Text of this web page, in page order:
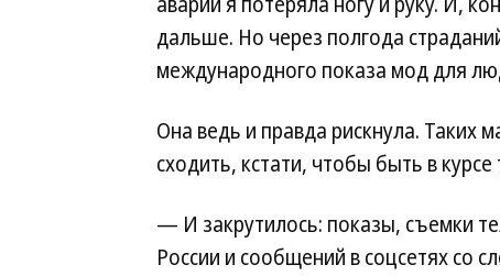
дальше. Но через полгода
международного показа мод для
Она ведь и правда рискнула. Таких
сходить, кстати, чтобы быть в курсе
— И закрутилось: показы, съемки
России и сообщений в соцсетях со